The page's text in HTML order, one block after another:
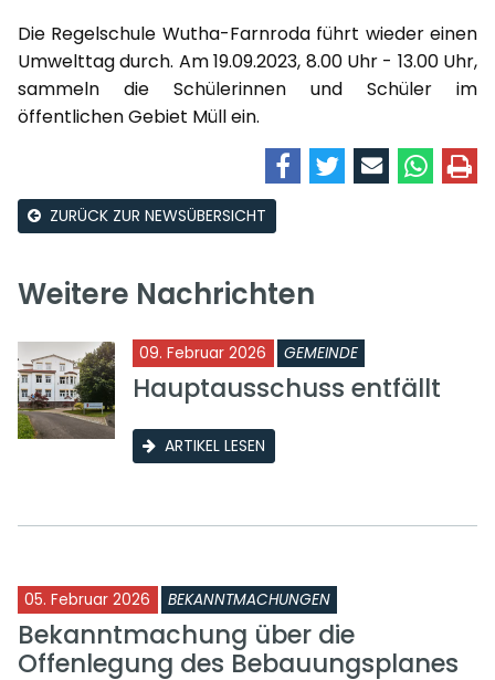
Die Regelschule Wutha-Farnroda führt wieder einen
Umwelttag durch. Am 19.09.2023, 8.00 Uhr - 13.00 Uhr,
sammeln die Schülerinnen und Schüler im
öffentlichen Gebiet Müll ein.
ZURÜCK ZUR NEWSÜBERSICHT
Weitere Nachrichten
09. Februar 2026 GEMEINDE
Hauptausschuss entfällt
ARTIKEL LESEN
05. Februar 2026 BEKANNTMACHUNGEN
Bekanntmachung über die
Offenlegung des Bebauungsplanes